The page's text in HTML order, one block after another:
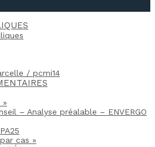
/ pcmi14​
»
– Analyse préalable – ENVERGO
cas »